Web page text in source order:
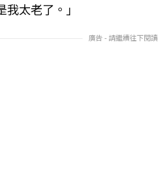
太老了。」​
廣告 - 請繼續往下閱讀